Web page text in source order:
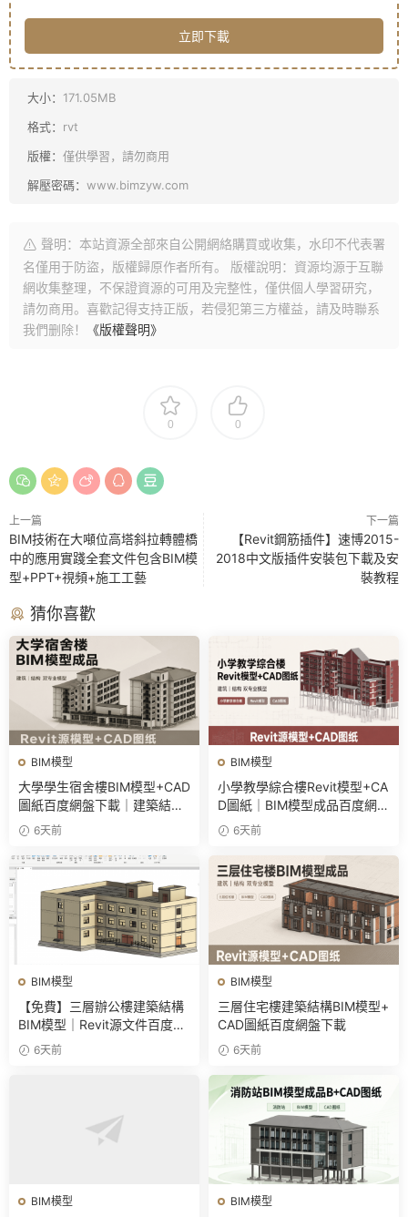
立即下載
大小： 171.05MB
格式： rvt
版權： 僅供學習，請勿商用
解壓密碼： www.bimzyw.com
聲明：本站資源全部來自公開網絡購買或收集，水印不代表署
名僅用于防盜，版權歸原作者所有。 版權說明：資源均源于互聯
網收集整理，不保證資源的可用及完整性，僅供個人學習研究，
請勿商用。喜歡記得支持正版，若侵犯第三方權益，請及時聯系
我們删除！
《版權聲明》
0 0
上一篇
BIM技術在大噸位高塔斜拉轉體橋
中的應用實踐全套文件包含BIM模
型+PPT+視頻+施工工藝
下一篇
【Revit鋼筋插件】速博2015-
2018中文版插件安裝包下載及安
裝教程
猜你喜歡
BIM模型
大學學生宿舍樓BIM模型+CAD
圖紙百度網盤下載｜建築結構
全套Revit源文件
6天前
BIM模型
小學教學綜合樓Revit模型+CA
D圖紙｜BIM模型成品百度網盤
下載6天前
BIM模型
【免費】三層辦公樓建築結構
BIM模型｜Revit源文件百度網
盤下載
6天前
BIM模型
三層住宅樓建築結構BIM模型+
CAD圖紙百度網盤下載
6天前
BIM模型 BIM模型